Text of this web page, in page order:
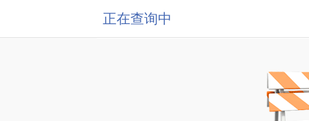
正在查询中